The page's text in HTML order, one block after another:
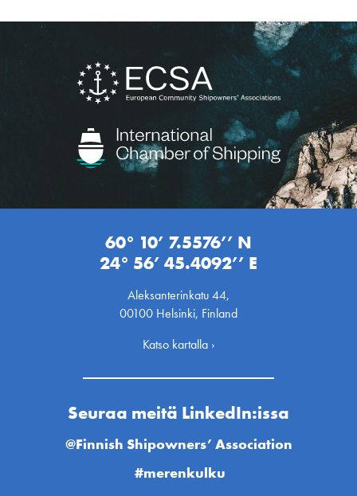
60° 10’ 7.5576’’ N
24° 56’ 45.4092’’ E
Aleksanterinkatu 44,
00100 Helsinki, Finland
Katso kartalla ›
Seuraa meitä LinkedIn:issa
@Finnish Shipowners’ Association
#merenkulku